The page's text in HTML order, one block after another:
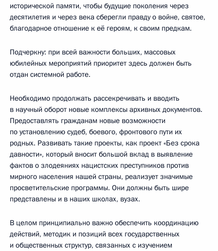
исторической памяти, чтобы будущие поколения через
десятилетия и через века сберегли правду о войне, святое,
благодарное отношение к её героям, к своим предкам.
Подчеркну: при всей важности больших, массовых
юбилейных мероприятий приоритет здесь должен быть
отдан системной работе.
Необходимо продолжать рассекречивать и вводить
в научный оборот новые комплексы архивных документов.
Предоставлять гражданам новые возможности
по установлению судеб, боевого, фронтового пути их
родных. Развивать такие проекты, как проект «Без срока
давности», который вносит большой вклад в выявление
фактов о злодеяниях нацистских преступников против
мирного населения нашей страны, реализует значимые
просветительские программы. Они должны быть шире
представлены и в наших школах, вузах.
В целом принципиально важно обеспечить координацию
действий, методик и позиций всех государственных
и общественных структур, связанных с изучением